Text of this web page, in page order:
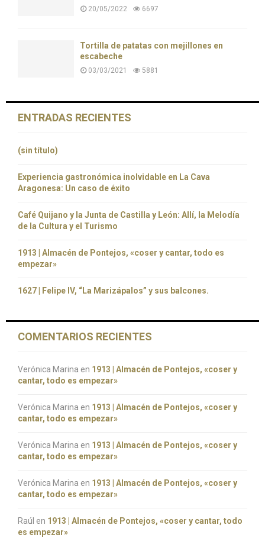
20/05/2022 6697
Tortilla de patatas con mejillones en
escabeche
03/03/2021 5881
ENTRADAS RECIENTES
(sin título)
Experiencia gastronómica inolvidable en La Cava
Aragonesa: Un caso de éxito
Café Quijano y la Junta de Castilla y León: Allí, la Melodía
de la Cultura y el Turismo
1913 | Almacén de Pontejos, «coser y cantar, todo es
empezar»
1627 | Felipe IV, “La Marizápalos” y sus balcones.
COMENTARIOS RECIENTES
Verónica Marina en 1913 | Almacén de Pontejos, «coser y
cantar, todo es empezar»
Verónica Marina en 1913 | Almacén de Pontejos, «coser y
cantar, todo es empezar»
Verónica Marina en 1913 | Almacén de Pontejos, «coser y
cantar, todo es empezar»
Verónica Marina en 1913 | Almacén de Pontejos, «coser y
cantar, todo es empezar»
Raúl en 1913 | Almacén de Pontejos, «coser y cantar, todo
es empezar»